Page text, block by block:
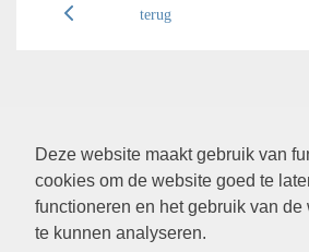
Deze website maakt gebruik van
cookies om de website goed te
functioneren en het gebruik van de
te kunnen analyseren.
terug